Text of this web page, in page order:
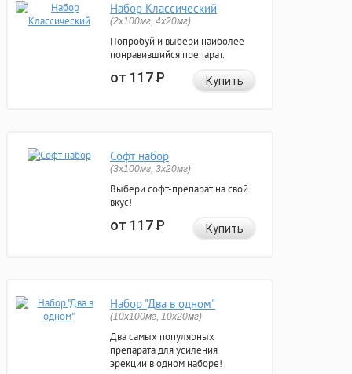
Набор Классический
(2x100мг, 4x20мг)
Попробуй и выбери наиболее
понравившийся препарат.
от 117Р Купить
Софт набор
(3x100мг, 3x20мг)
Выбери софт-препарат на свой
вкус!
от 117Р Купить
Набор "Два в одном"
(10x100мг, 10x20мг)
Два самых популярных
препарата для усиления
эрекции в одном наборе!